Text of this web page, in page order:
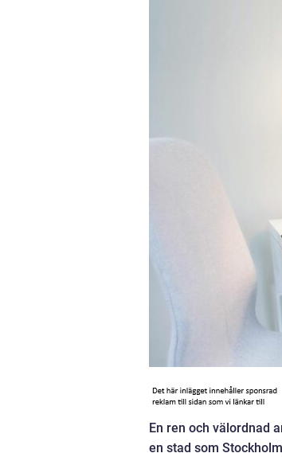
En ren och välordnad
en stad som